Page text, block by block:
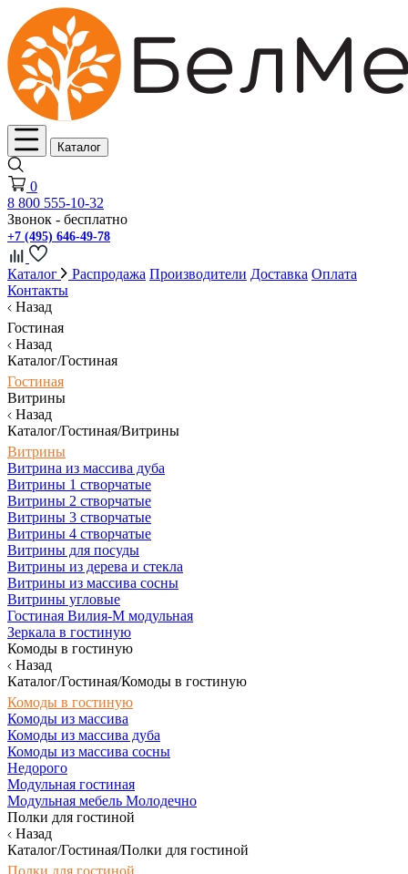
Каталог
0
8 800 555-10-32
Звонок - бесплатно
+7 (495) 646-49-78
Каталог Распродажа Производители Доставка Оплата
Контакты
Назад
Гостиная
Назад
Каталог/Гостиная
Гостиная
Витрины
Назад
Каталог/Гостиная/Витрины
Витрины
Витрина из массива дуба
Витрины 1 створчатые
Витрины 2 створчатые
Витрины 3 створчатые
Витрины 4 створчатые
Витрины для посуды
Витрины из дерева и стекла
Витрины из массива сосны
Витрины угловые
Гостиная Вилия-М модульная
Зеркала в гостиную
Комоды в гостиную
Назад
Каталог/Гостиная/Комоды в гостиную
Комоды в гостиную
Комоды из массива
Комоды из массива дуба
Комоды из массива сосны
Недорого
Модульная гостиная
Модульная мебель Молодечно
Полки для гостиной
Назад
Каталог/Гостиная/Полки для гостиной
Полки для гостиной